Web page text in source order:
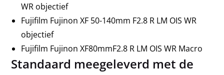
WR objectief
Fujifilm Fujinon XF 50-140mm F2.8 R LM OIS WR
objectief
Fujifilm Fujinon XF80mmF2.8 R LM OIS WR Macro
Standaard meegeleverd met de